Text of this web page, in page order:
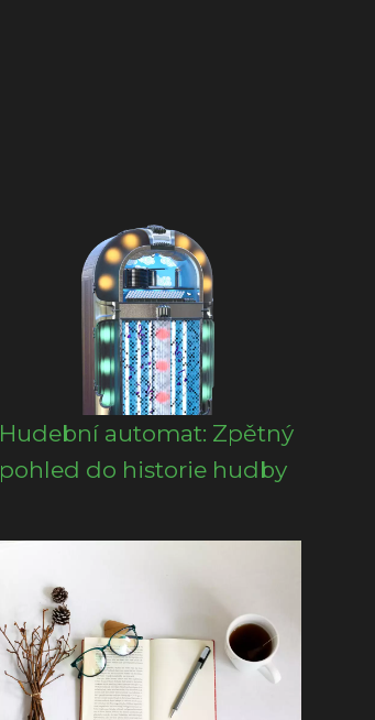
Hudební automat: Zpětný
pohled do historie hudby